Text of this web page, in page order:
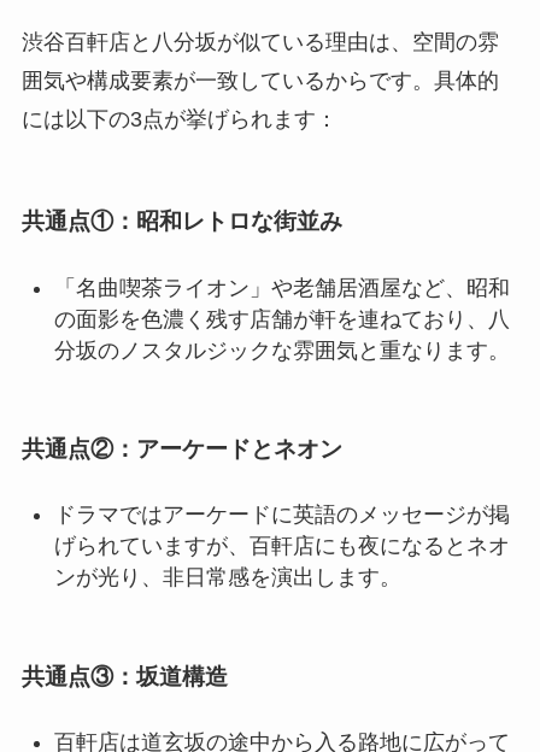
渋谷百軒店と八分坂が似ている理由は、空間の雰
囲気や構成要素が一致しているからです。具体的
には以下の3点が挙げられます：
共通点①：昭和レトロな街並み
「名曲喫茶ライオン」や老舗居酒屋など、昭和
の面影を色濃く残す店舗が軒を連ねており、八
分坂のノスタルジックな雰囲気と重なります。
共通点②：アーケードとネオン
ドラマではアーケードに英語のメッセージが掲
げられていますが、百軒店にも夜になるとネオ
ンが光り、非日常感を演出します。
共通点③：坂道構造
百軒店は道玄坂の途中から入る路地に広がって